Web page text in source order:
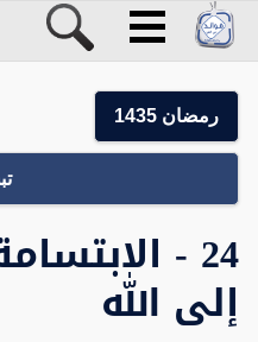
رمضان 1435
24 -
إلى الله